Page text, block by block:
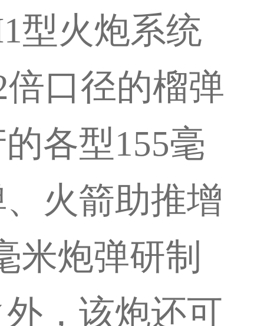
型火炮系统
口径的榴弹
各型155毫
火箭助推增
米炮弹研制
，该炮还可